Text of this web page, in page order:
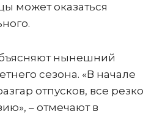
может оказаться
нынешний
сезона. «В начале
отпусков, все резко
– отмечают в